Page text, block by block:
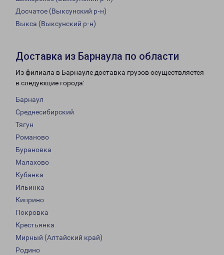
Досчатое (Выксунский р-н)
Выкса (Выксунский р-н)
Доставка из Барнаула по области
Из филиала в Барнауле доставка грузов осуществляется
в следующие города:
Барнаул
Среднесибирский
Тягун
Романово
Бурановка
Малахово
Кубанка
Ильинка
Киприно
Покровка
Крестьянка
Мирный (Алтайский край)
Родино